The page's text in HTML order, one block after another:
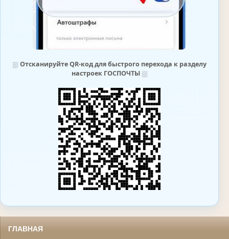
⛆ Отсканируйте QR-код для быстрого перехода к разделу
настроек ГОСПОЧТЫ⛆
ГЛАВНАЯ